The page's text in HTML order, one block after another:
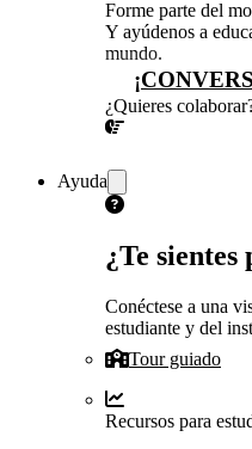
Forme parte del
Y ayúdenos a
mundo.
¿Quieres
Ayuda
¿Te sientes
Conéctese a una
estudiante y del
Tour guiado
Recursos para